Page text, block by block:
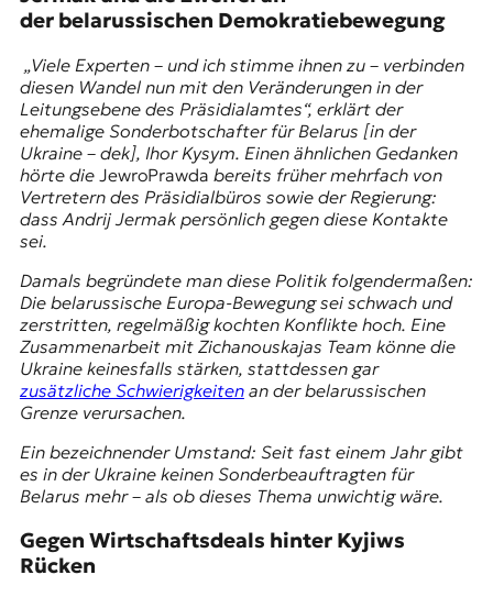
der belarussischen Demokratiebewegung
„Viele Experten – und ich stimme ihnen zu – verbinden
diesen Wandel nun mit den Veränderungen in der
Leitungsebene des Präsidialamtes“, erklärt der
ehemalige Sonderbotschafter für Belarus [in der
Ukraine – dek], Ihor Kysym. Einen ähnlichen Gedanken
hörte die JewroPrawda bereits früher mehrfach von
Vertretern des Präsidialbüros sowie der Regierung:
dass Andrij Jermakpersönlich gegen diese Kontakte
sei.
Damals begründete man diese Politik folgendermaßen:
Die belarussische Europa-Bewegung sei schwach und
zerstritten, regelmäßig kochten Konflikte hoch. Eine
Zusammenarbeit mit Zichanouskajas Team könne die
Ukraine keinesfalls stärken, stattdessen gar
zusätzliche Schwierigkeitenan der belarussischen
Grenze verursachen.
Ein bezeichnender Umstand: Seit fast einem Jahr gibt
es in der Ukraine keinen Sonderbeauftragten für
Belarus mehr – als ob dieses Thema unwichtig wäre.
Gegen Wirtschaftsdeals hinter Kyjiws
Rücken